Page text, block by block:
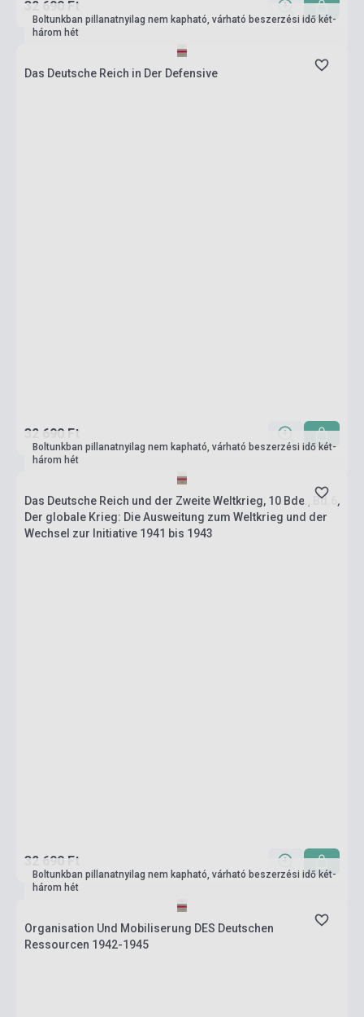
32 690 Ft
Boltunkban pillanatnyilag nem kapható, várható beszerzési idő két-
három hét
Das Deutsche Reich in Der Defensive
32 690 Ft
Boltunkban pillanatnyilag nem kapható, várható beszerzési idő két-
három hét
Das Deutsche Reich und der Zweite Weltkrieg, 10 Bde., Bd.6,
Der globale Krieg: Die Ausweitung zum Weltkrieg und der
Wechsel zur Initiative 1941 bis 1943
32 690 Ft
Boltunkban pillanatnyilag nem kapható, várható beszerzési idő két-
három hét
Organisation Und Mobiliserung DES Deutschen
Ressourcen 1942-1945